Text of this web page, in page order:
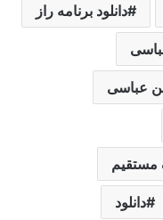
دانلود برنامه راز
عباسی
مستقیم
دانلود